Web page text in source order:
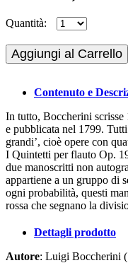
Quantità:
Aggiungi al Carrello
Contenuto e
In tutto, Boccherini
e pubblicata nel 1799.
grandi’, cioè opere con
I Quintetti per flauto Op.
due manoscritti non
appartiene a un gruppo di
ogni probabilità, questi
rossa che segnano la
Dettagli prodotto
Autore: Luigi Boccherini